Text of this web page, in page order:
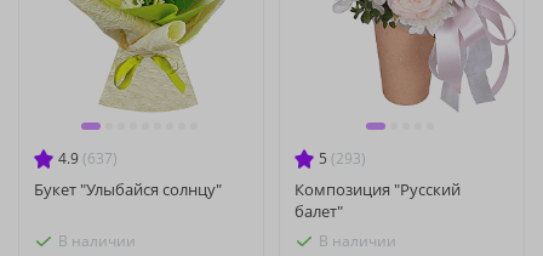
4.9 (637)
Букет "Улыбайся солнцу"
В наличии
5 (293)
Композиция "Русский
балет"
В наличии